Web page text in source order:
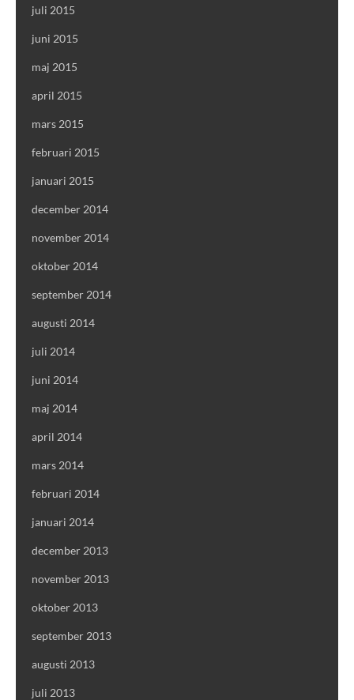
juli 2015
juni 2015
maj 2015
april 2015
mars 2015
februari 2015
januari 2015
december 2014
november 2014
oktober 2014
september 2014
augusti 2014
juli 2014
juni 2014
maj 2014
april 2014
mars 2014
februari 2014
januari 2014
december 2013
november 2013
oktober 2013
september 2013
augusti 2013
juli 2013